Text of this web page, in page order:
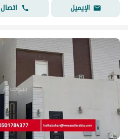
الإيميل
اتصال